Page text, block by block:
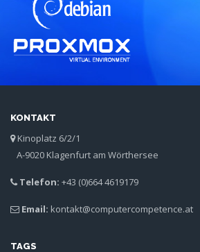
KONTAKT
Kinoplatz 6/2/1
A-9020 Klagenfurt am Wörthersee
Telefon: +43 (0)664 4619179
Email: kontakt@computercompetence.at
TAGS